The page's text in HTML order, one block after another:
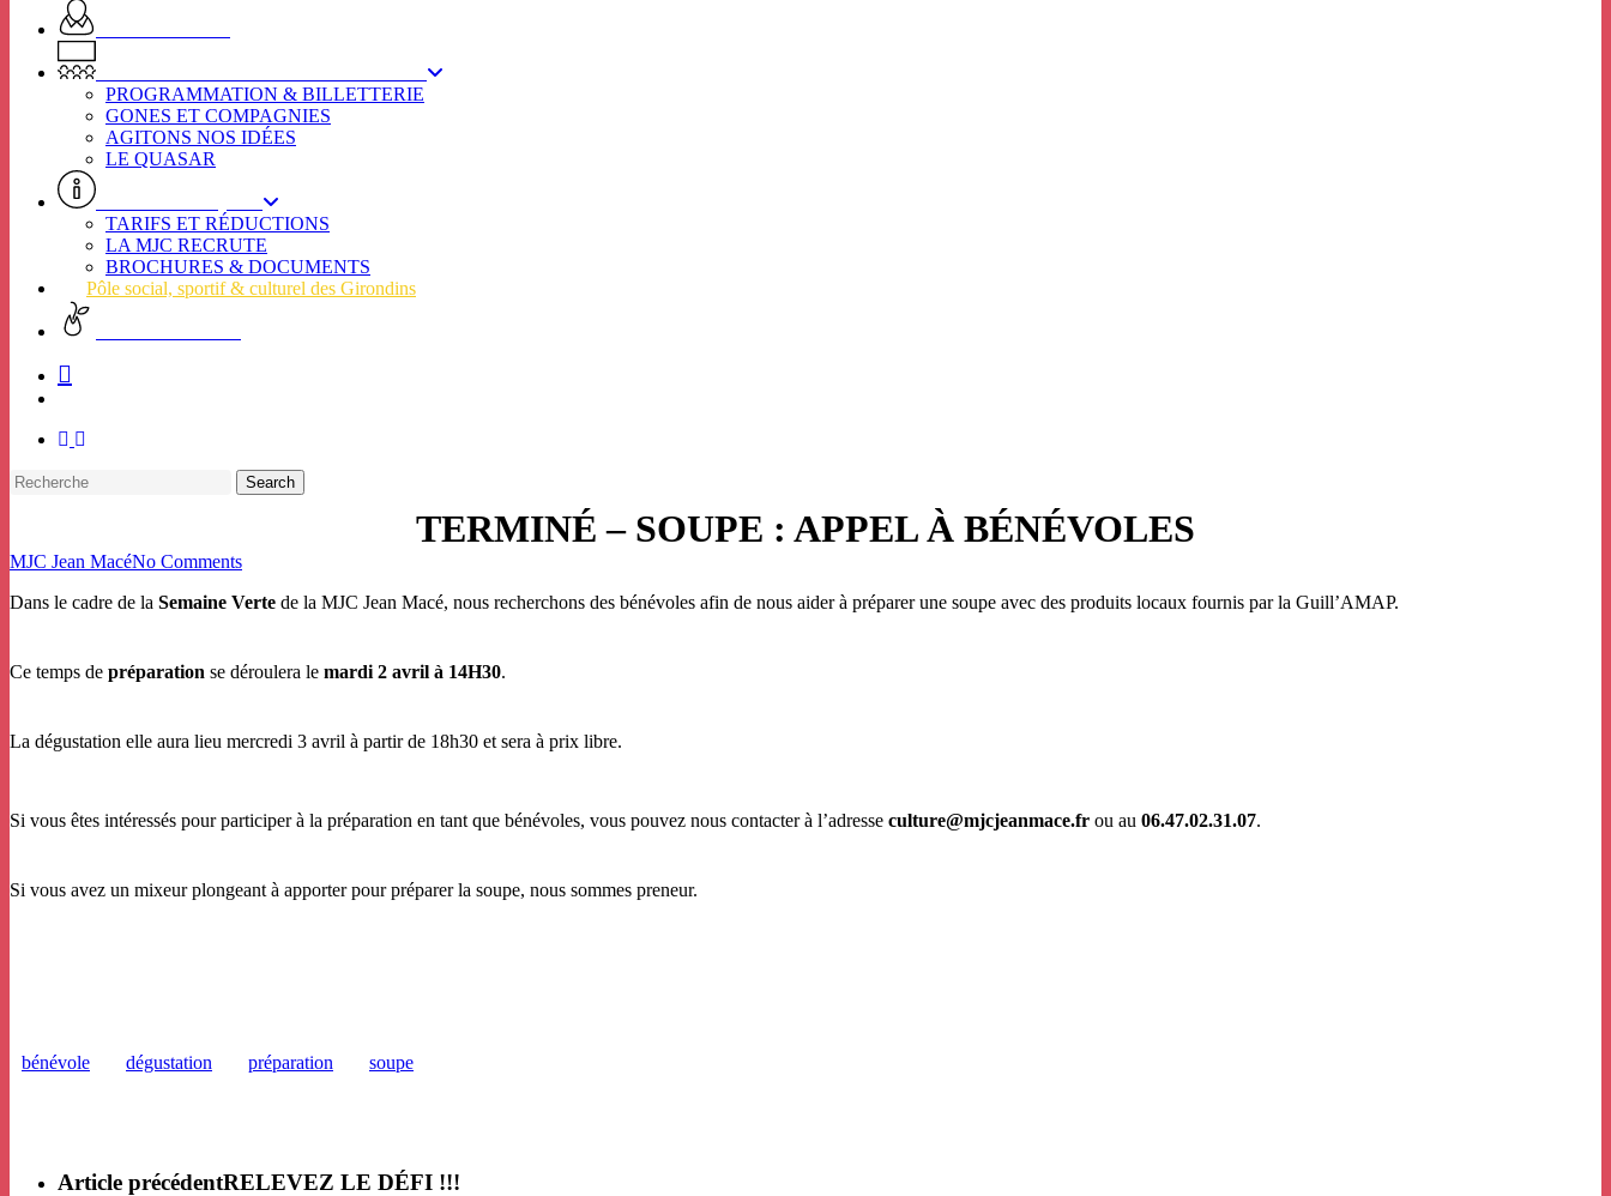
PROGRAMMATION & BILLETTERIE
GONES ET COMPAGNIES
AGITONS NOS IDÉES
LE QUASAR
TARIFS ET RÉDUCTIONS
LA MJC RECRUTE
BROCHURES & DOCUMENTS
Pôle social, sportif & culturel des Girondins
facebook
instagram
Search
TERMINÉ – SOUPE : APPEL À BÉNÉVOLES
MJC Jean MacéNo Comments
Dans le cadre de la Semaine Verte de la MJC Jean Macé, nous recherchons des bénévoles afin de nous aider à préparer une soupe avec des produits locaux fournis par la Guill’AMAP.
Ce temps de préparation se déroulera le mardi 2 avril à 14H30.
La dégustation elle aura lieu mercredi 3 avril à partir de 18h30 et sera à prix libre.
Si vous êtes intéressés pour participer à la préparation en tant que bénévoles, vous pouvez nous contacter à l’adresse culture@mjcjeanmace.fr ou au 06.47.02.31.07.
Si vous avez un mixeur plongeant à apporter pour préparer la soupe, nous sommes preneur.
bénévole dégustation préparation soupe
Article précédentRELEVEZ LE DÉFI !!!